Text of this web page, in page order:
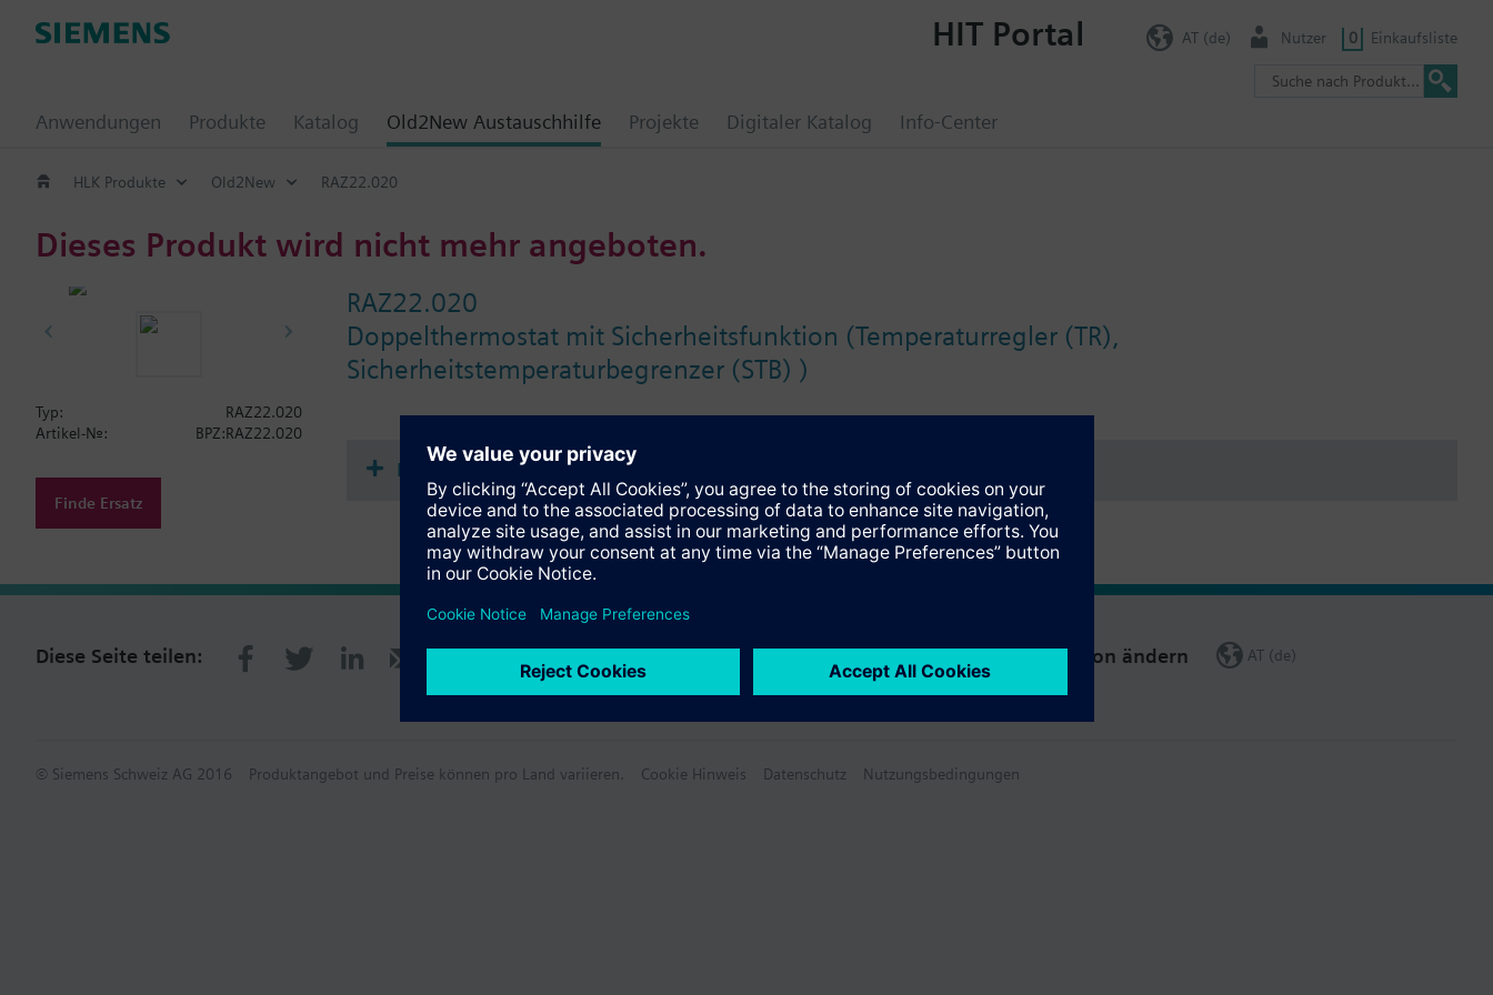
Anwendungen Produkte Katalog Old2New Austauschhilfe Projekte Digitaler Katalog Info-Center
HIT Portal AT (de) Nutzer 0 Einkaufsliste
HLK Produkte Old2New RAZ22.020
Dieses Produkt wird nicht mehr angeboten.
RAZ22.020
Doppelthermostat mit Sicherheitsfunktion (Temperaturregler (TR),
Sicherheitstemperaturbegrenzer (STB) )
Typ:
RAZ22.020
Artikel-Nr.:
BPZ:RAZ22.020
Finde Ersatz
Dokumente
Diese Seite teilen: Region ändern AT (de)
© Siemens Schweiz AG 2016 Produktangebot und Preise können pro Land variieren. Cookie Hinweis Datenschutz Nutzungsbedingungen